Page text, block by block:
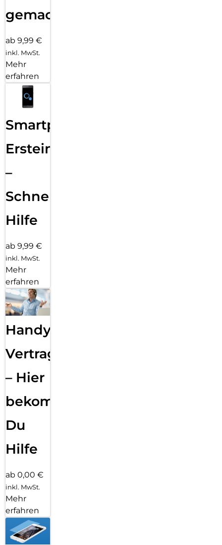
gemacht!
ab 9,99 €
inkl. MwSt.
Mehr
erfahren
Smartphone
Ersteinrichtung
–
Schnelle
Hilfe
ab 9,99 €
inkl. MwSt.
Mehr
erfahren
Handy
Vertragsabwicklung
– Hier
bekommst
Du
Hilfe
ab 0,00 €
inkl. MwSt.
Mehr
erfahren